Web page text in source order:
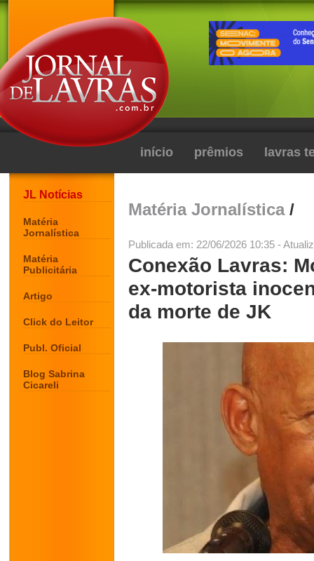
início prêmios lavras
JL Notícias
Matéria
Jornalística
Matéria
Publicitária
Artigo
Click do Leitor
Publ. Oficial
Blog Sabrina
Cicareli
Matéria Jornalística/
Publicada em: 22/06/2026 10:35 -
Conexão Lavras:
ex-motorista
da morte de JK